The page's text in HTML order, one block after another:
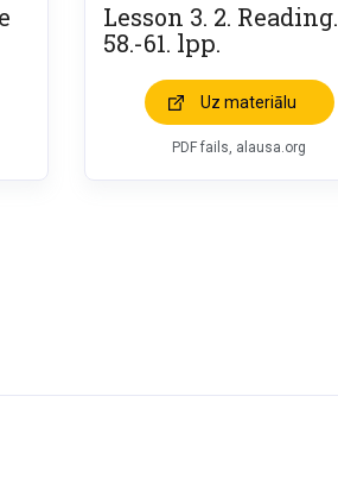
Lesson 3. 2. Reading.
58.-61. lpp.
Uz materiālu
PDF fails, alausa.org